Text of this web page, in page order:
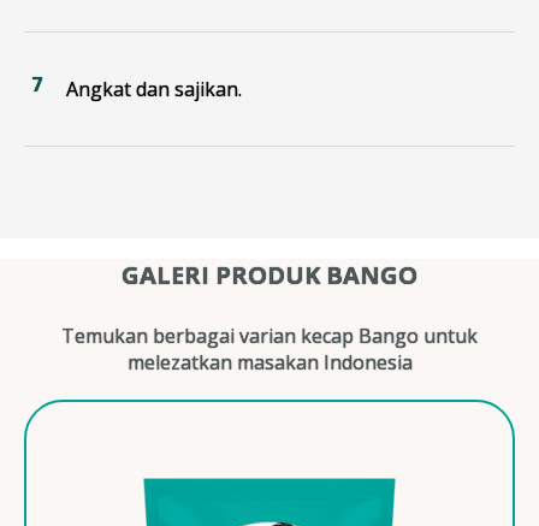
Angkat dan sajikan.
GALERI PRODUK BANGO
Temukan berbagai varian kecap Bango untuk
melezatkan masakan Indonesia